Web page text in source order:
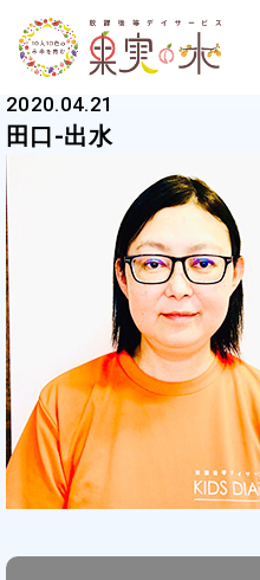
2020.04.21
田口-出水